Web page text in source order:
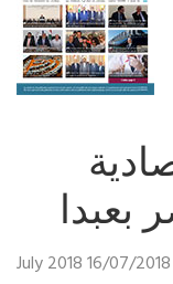
July 2018 16/07/